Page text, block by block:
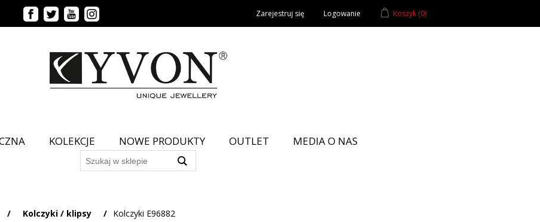
Zarejestruj się Logowanie Koszyk (0)
KOLEKCJE NOWE PRODUKTY OUTLET MEDIA O NAS
/ Kolczyki / klipsy / Kolczyki E96882